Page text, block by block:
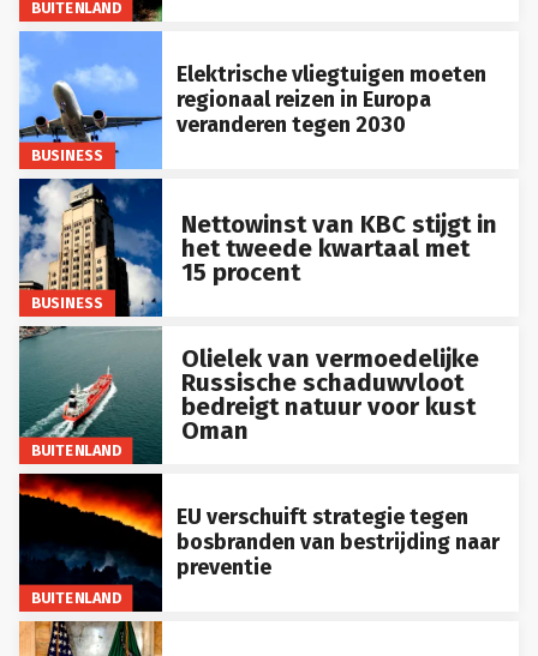
BUITENLAND
BUSINESS
Elektrische vliegtuigen moeten
regionaal reizen in Europa
veranderen tegen 2030
BUSINESS
Nettowinst van KBC stijgt in
het tweede kwartaal met
15 procent
BUITENLAND
Olielek van vermoedelijke
Russische schaduwvloot
bedreigt natuur voor kust
Oman
BUITENLAND
EU verschuift strategie tegen
bosbranden van bestrijding naar
preventie